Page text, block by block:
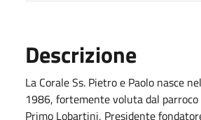
Descrizione
La Corale Ss. Pietro e Paolo nasce
1986, fortemente voluta dal parroco
Primo Lobartini, Presidente